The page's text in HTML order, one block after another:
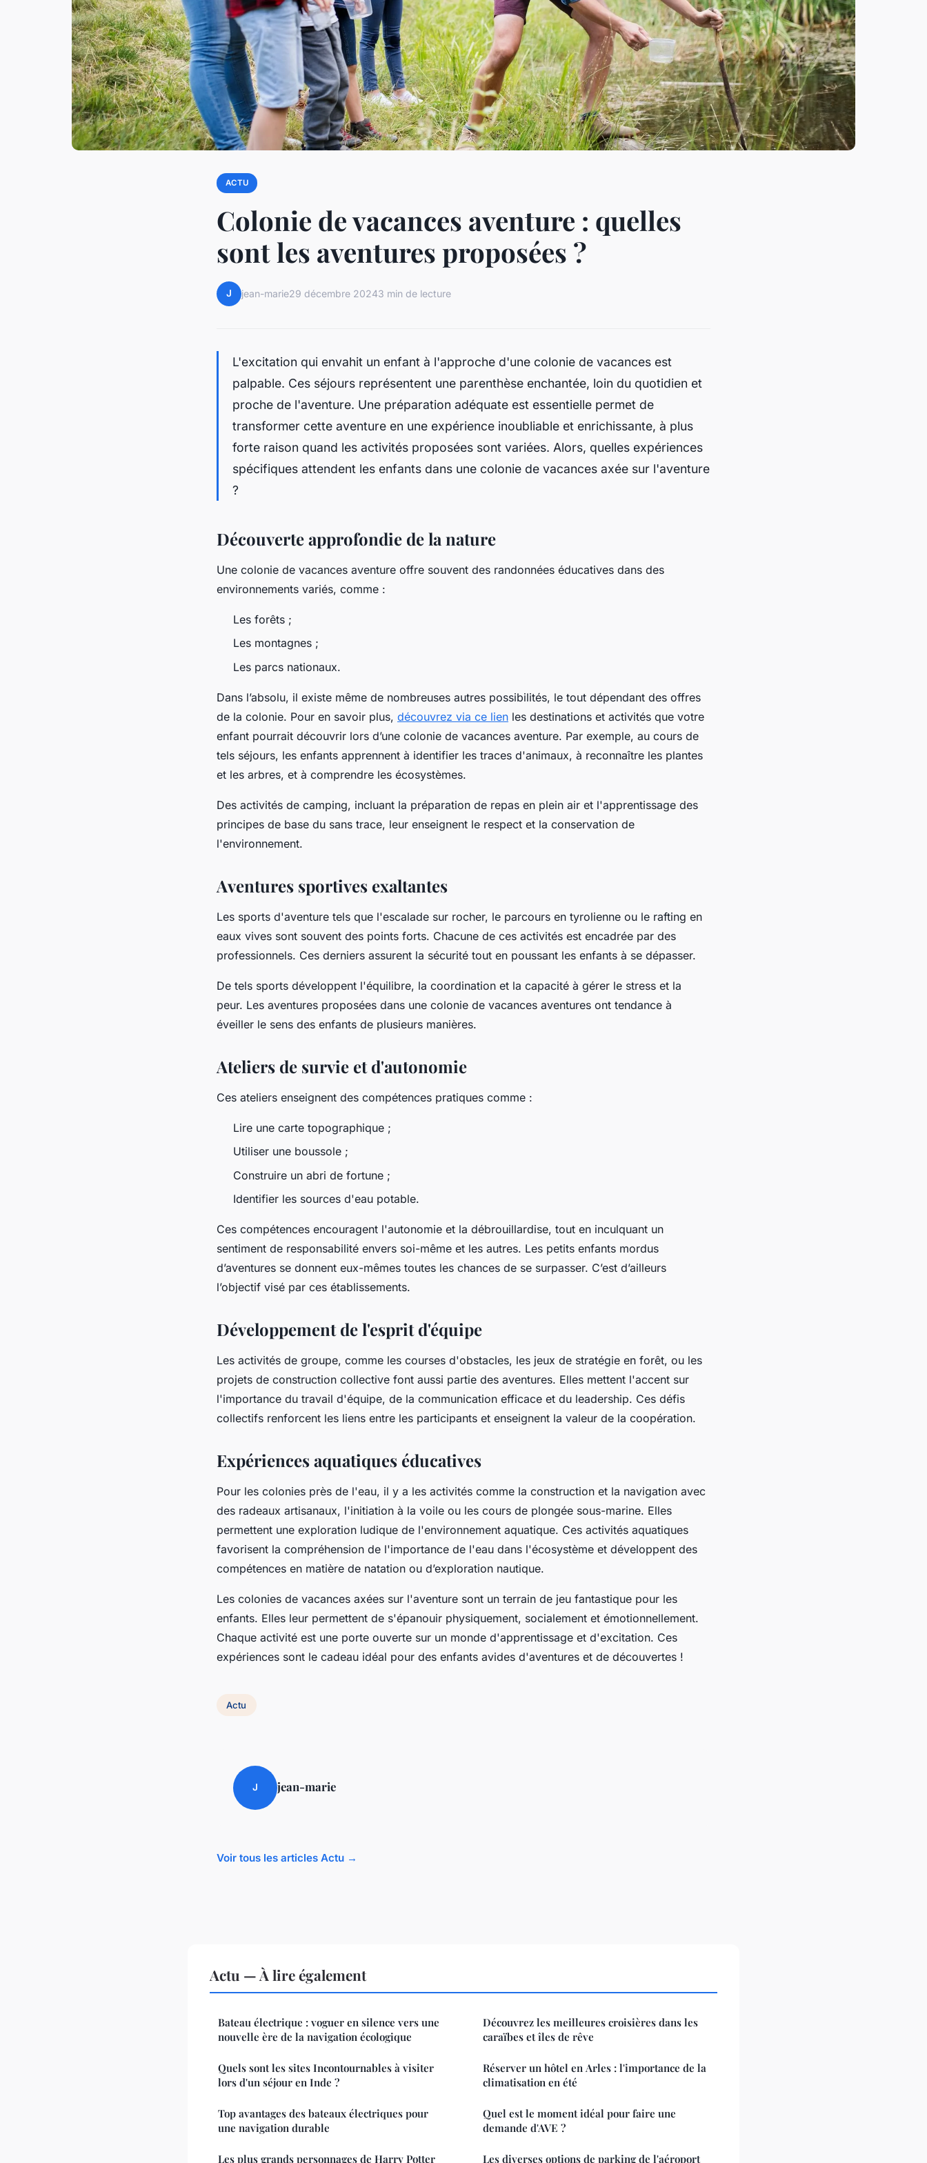
ACTU
Colonie de vacances aventure : quelles
sont les aventures proposées ?
J jean-marie29 décembre 20243 min de lecture
L'excitation qui envahit un enfant à l'approche d'une colonie de vacances est
palpable. Ces séjours représentent une parenthèse enchantée, loin du quotidien et
proche de l'aventure. Une préparation adéquate est essentielle permet de
transformer cette aventure en une expérience inoubliable et enrichissante, à plus
forte raison quand les activités proposées sont variées. Alors, quelles expériences
spécifiques attendent les enfants dans une colonie de vacances axée sur l'aventure
?
Découverte approfondie de la nature
Une colonie de vacances aventure offre souvent des randonnées éducatives dans des
environnements variés, comme :
Les forêts ;
Les montagnes ;
Les parcs nationaux.
Dans l’absolu, il existe même de nombreuses autres possibilités, le tout dépendant des offres
de la colonie. Pour en savoir plus, découvrez via ce lien les destinations et activités que votre
enfant pourrait découvrir lors d’une colonie de vacances aventure. Par exemple, au cours de
tels séjours, les enfants apprennent à identifier les traces d'animaux, à reconnaître les plantes
et les arbres, et à comprendre les écosystèmes.
Des activités de camping, incluant la préparation de repas en plein air et l'apprentissage des
principes de base du sans trace, leur enseignent le respect et la conservation de
l'environnement.
Aventures sportives exaltantes
Les sports d'aventure tels que l'escalade sur rocher, le parcours en tyrolienne ou le rafting en
eaux vives sont souvent des points forts. Chacune de ces activités est encadrée par des
professionnels. Ces derniers assurent la sécurité tout en poussant les enfants à se dépasser.
De tels sports développent l'équilibre, la coordination et la capacité à gérer le stress et la
peur. Les aventures proposées dans une colonie de vacances aventures ont tendance à
éveiller le sens des enfants de plusieurs manières.
Ateliers de survie et d'autonomie
Ces ateliers enseignent des compétences pratiques comme :
Lire une carte topographique ;
Utiliser une boussole ;
Construire un abri de fortune ;
Identifier les sources d'eau potable.
Ces compétences encouragent l'autonomie et la débrouillardise, tout en inculquant un
sentiment de responsabilité envers soi-même et les autres. Les petits enfants mordus
d’aventures se donnent eux-mêmes toutes les chances de se surpasser. C’est d’ailleurs
l’objectif visé par ces établissements.
Développement de l'esprit d'équipe
Les activités de groupe, comme les courses d'obstacles, les jeux de stratégie en forêt, ou les
projets de construction collective font aussi partie des aventures. Elles mettent l'accent sur
l'importance du travail d'équipe, de la communication efficace et du leadership. Ces défis
collectifs renforcent les liens entre les participants et enseignent la valeur de la coopération.
Expériences aquatiques éducatives
Pour les colonies près de l'eau, il y a les activités comme la construction et la navigation avec
des radeaux artisanaux, l'initiation à la voile ou les cours de plongée sous-marine. Elles
permettent une exploration ludique de l'environnement aquatique. Ces activités aquatiques
favorisent la compréhension de l'importance de l'eau dans l'écosystème et développent des
compétences en matière de natation ou d’exploration nautique.
Les colonies de vacances axées sur l'aventure sont un terrain de jeu fantastique pour les
enfants. Elles leur permettent de s'épanouir physiquement, socialement et émotionnellement.
Chaque activité est une porte ouverte sur un monde d'apprentissage et d'excitation. Ces
expériences sont le cadeau idéal pour des enfants avides d'aventures et de découvertes !
Actu
J jean-marie
Voir tous les articles Actu →
Actu — À lire également
Bateau électrique : voguer en silence vers une
nouvelle ère de la navigation écologique
Quels sont les sites Incontournables à visiter
lors d'un séjour en Inde ?
Top avantages des bateaux électriques pour
une navigation durable
Les plus grands personnages de Harry Potter
Découvrez les meilleures croisières dans les
caraïbes et îles de rêve
Réserver un hôtel en Arles : l'importance de la
climatisation en été
Quel est le moment idéal pour faire une
demande d'AVE ?
Les diverses options de parking de l'aéroport